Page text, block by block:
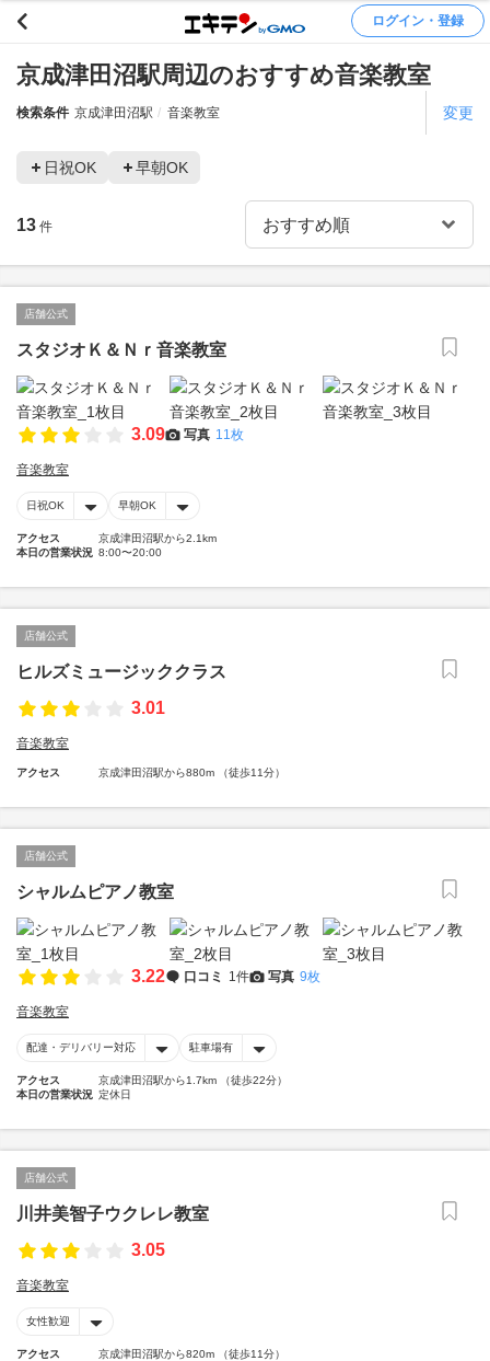
ログイン・登録
京成津田沼駅周辺のおすすめ音楽教室
検索条件 京成津田沼駅 音楽教室 変更
日祝OK 早朝OK
13 件
店舗公式
スタジオＫ＆Ｎｒ音楽教室
3.09 写真 11枚
音楽教室
日祝OK 早朝OK
アクセス
京成津田沼駅から2.1km
本日の営業状況 8:00〜20:00
店舗公式
ヒルズミュージッククラス
3.01
音楽教室
アクセス 京成津田沼駅から880m （徒歩11分）
店舗公式
シャルムピアノ教室
3.22 口コミ 1件 写真 9枚
音楽教室
配達・デリバリー対応 駐車場有
アクセス
京成津田沼駅から1.7km （徒歩22分）
本日の営業状況 定休日
店舗公式
川井美智子ウクレレ教室
3.05
音楽教室
女性歓迎
アクセス 京成津田沼駅から820m （徒歩11分）